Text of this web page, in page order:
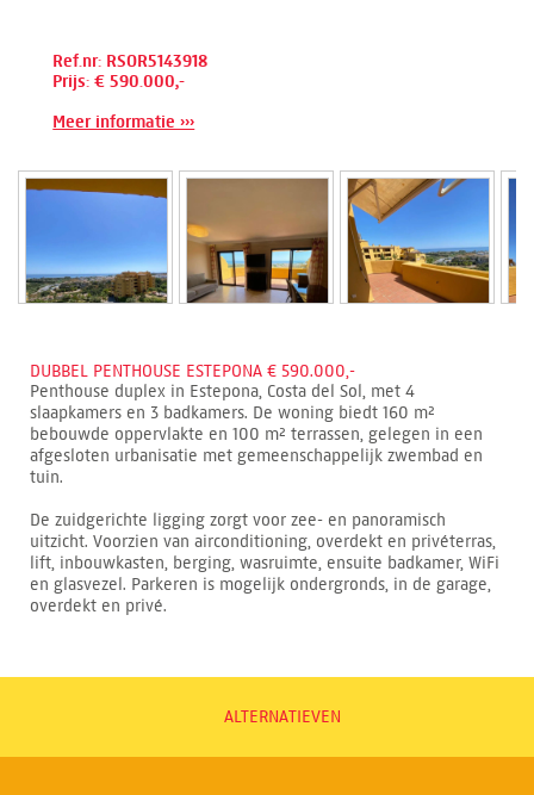
Ref.nr: RSOR5143918
Prijs: € 590.000,-
Meer informatie ›››
DUBBEL PENTHOUSE ESTEPONA € 590.000,-
Penthouse duplex in Estepona, Costa del Sol, met 4
slaapkamers en 3 badkamers. De woning biedt 160 m²
bebouwde oppervlakte en 100 m² terrassen, gelegen in een
afgesloten urbanisatie met gemeenschappelijk zwembad en
tuin.
De zuidgerichte ligging zorgt voor zee- en panoramisch
uitzicht. Voorzien van airconditioning, overdekt en privéterras,
lift, inbouwkasten, berging, wasruimte, ensuite badkamer, WiFi
en glasvezel. Parkeren is mogelijk ondergronds, in de garage,
overdekt en privé.
ALTERNATIEVEN